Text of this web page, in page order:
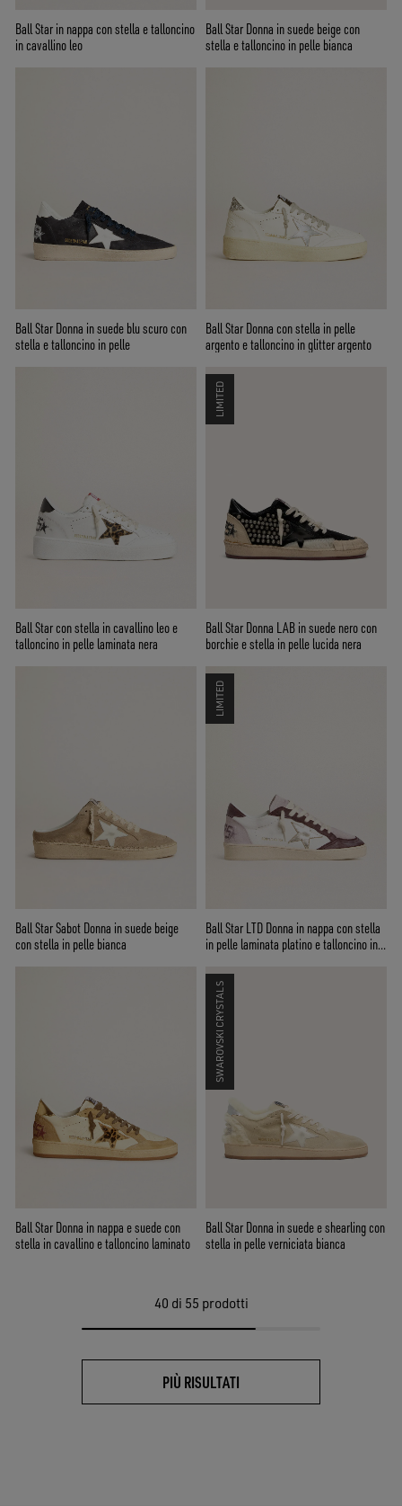
Ball Star in nappa con stella e talloncino
in cavallino leo
Ball Star Donna in suede beige con
stella e talloncino in pelle bianca
Ball Star Donna in suede blu scuro con
stella e talloncino in pelle
Ball Star Donna con stella in pelle
argento e talloncino in glitter argento
Ball Star con stella in cavallino leo e
talloncino in pelle laminata nera
LIMITED
Ball Star Donna LAB in suede nero con
borchie e stella in pelle lucida nera
Ball Star Sabot Donna in suede beige
con stella in pelle bianca
LIMITED
Ball Star LTD Donna in nappa con stella
in pelle laminata platino e talloncino in
Ball Star Donna in nappa e suede con
stella in cavallino e talloncino laminato
SWAROVSKI CRYSTALS
Ball Star Donna in suede e shearling con
stella in pelle verniciata bianca
40 di 55 prodotti
PIÙ RISULTATI